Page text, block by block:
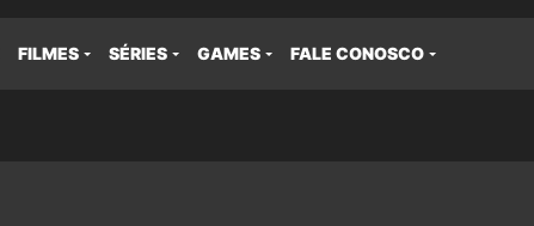
FILMES SÉRIES GAMES FALE CONOSCO